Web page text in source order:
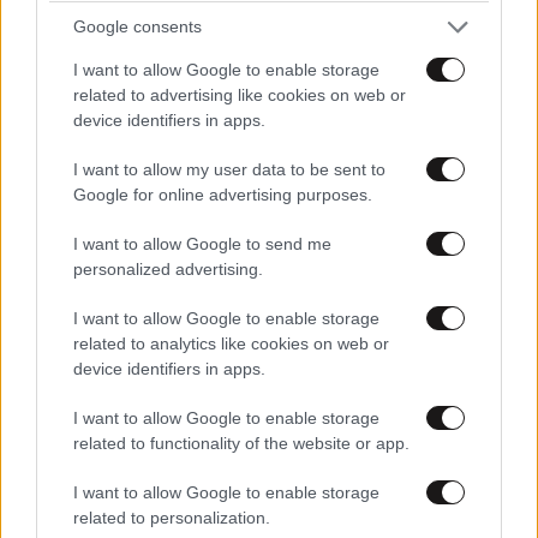
Google consents
I want to allow Google to enable storage
related to advertising like cookies on web or
device identifiers in apps.
I want to allow my user data to be sent to
Google for online advertising purposes.
I want to allow Google to send me
personalized advertising.
I want to allow Google to enable storage
related to analytics like cookies on web or
device identifiers in apps.
I want to allow Google to enable storage
related to functionality of the website or app.
I want to allow Google to enable storage
related to personalization.
άπολις 02·05·2025 18:53